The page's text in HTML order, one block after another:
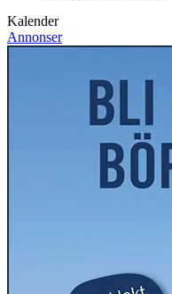
Kalender
Annonser